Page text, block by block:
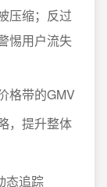
压缩；反过
惕用户流失
格带的GMV
，提升整体
态追踪